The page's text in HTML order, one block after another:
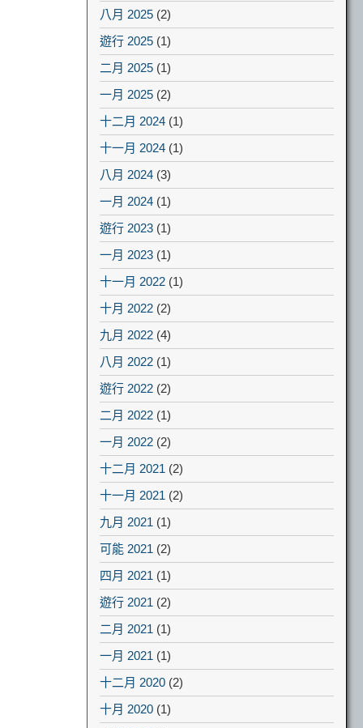
八月 2025 (2)
遊行 2025 (1)
二月 2025 (1)
一月 2025 (2)
十二月 2024 (1)
十一月 2024 (1)
八月 2024 (3)
一月 2024 (1)
遊行 2023 (1)
一月 2023 (1)
十一月 2022 (1)
十月 2022 (2)
九月 2022 (4)
八月 2022 (1)
遊行 2022 (2)
二月 2022 (1)
一月 2022 (2)
十二月 2021 (2)
十一月 2021 (2)
九月 2021 (1)
可能 2021 (2)
四月 2021 (1)
遊行 2021 (2)
二月 2021 (1)
一月 2021 (1)
十二月 2020 (2)
十月 2020 (1)